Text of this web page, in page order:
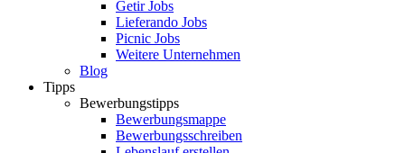
Getir Jobs
Lieferando Jobs
Picnic Jobs
Weitere Unternehmen
Blog
Tipps
Bewerbungstipps
Bewerbungsmappe
Bewerbungsschreiben